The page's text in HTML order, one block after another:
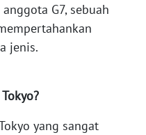
G7, sebuah
jenis.
yang sangat